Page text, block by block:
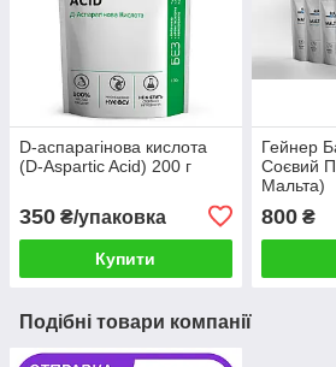
D-аспарагінова кислота
(D-Aspartic Acid) 200 г
350 ₴/упаковка
Купити
Гейнер
Соєвий
Мальта)
800₴
Подібні товари компанії